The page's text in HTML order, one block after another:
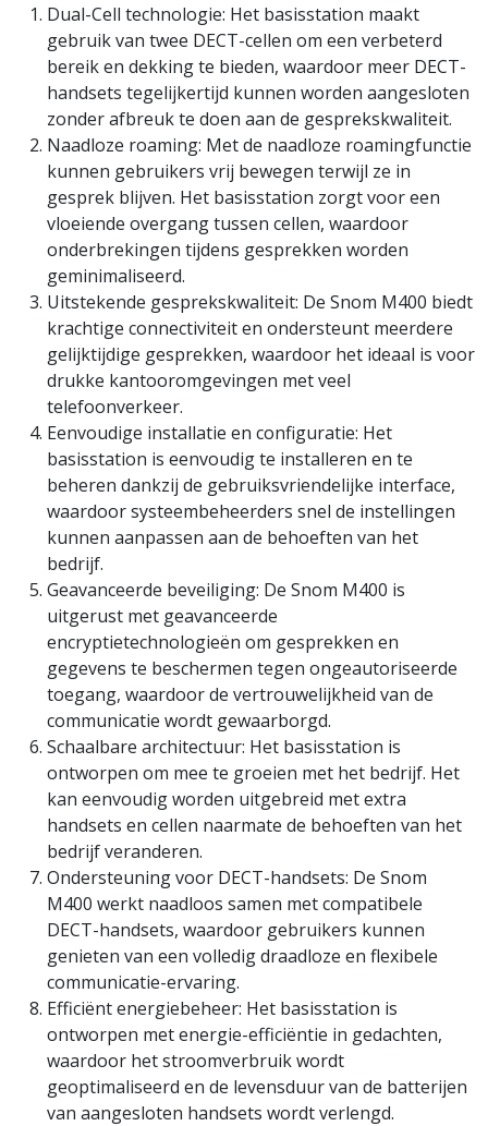
Dual-Cell technologie: Het basisstation maakt
gebruik van twee DECT-cellen om een verbeterd
bereik en dekking te bieden, waardoor meer DECT-
handsets tegelijkertijd kunnen worden aangesloten
zonder afbreuk te doen aan de gesprekskwaliteit.
Naadloze roaming: Met de naadloze roamingfunctie
kunnen gebruikers vrij bewegen terwijl ze in
gesprek blijven. Het basisstation zorgt voor een
vloeiende overgang tussen cellen, waardoor
onderbrekingen tijdens gesprekken worden
geminimaliseerd.
Uitstekende gesprekskwaliteit: De Snom M400 biedt
krachtige connectiviteit en ondersteunt meerdere
gelijktijdige gesprekken, waardoor het ideaal is voor
drukke kantooromgevingen met veel
telefoonverkeer.
Eenvoudige installatie en configuratie: Het
basisstation is eenvoudig te installeren en te
beheren dankzij de gebruiksvriendelijke interface,
waardoor systeembeheerders snel de instellingen
kunnen aanpassen aan de behoeften van het
bedrijf.
Geavanceerde beveiliging: De Snom M400 is
uitgerust met geavanceerde
encryptietechnologieën om gesprekken en
gegevens te beschermen tegen ongeautoriseerde
toegang, waardoor de vertrouwelijkheid van de
communicatie wordt gewaarborgd.
Schaalbare architectuur: Het basisstation is
ontworpen om mee te groeien met het bedrijf. Het
kan eenvoudig worden uitgebreid met extra
handsets en cellen naarmate de behoeften van het
bedrijf veranderen.
Ondersteuning voor DECT-handsets: De Snom
M400 werkt naadloos samen met compatibele
DECT-handsets, waardoor gebruikers kunnen
genieten van een volledig draadloze en flexibele
communicatie-ervaring.
Efficiënt energiebeheer: Het basisstation is
ontworpen met energie-efficiëntie in gedachten,
waardoor het stroomverbruik wordt
geoptimaliseerd en de levensduur van de batterijen
van aangesloten handsets wordt verlengd.